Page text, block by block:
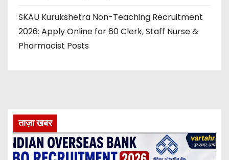
SKAU Kurukshetra Non-Teaching Recruitment
2026: Apply Online for 60 Clerk, Staff Nurse &
Pharmacist Posts
ताज़ा खबर